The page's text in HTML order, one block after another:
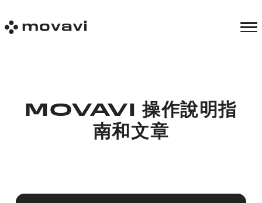
MOVAVI 操作說明指
南和文章